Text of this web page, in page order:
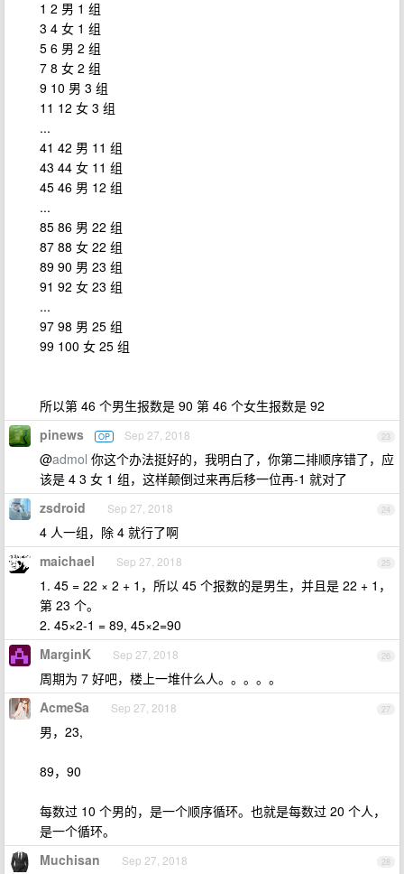
1 2 男 1 组
3 4 女 1 组
5 6 男 2 组
7 8 女 2 组
9 10 男 3 组
11 12 女 3 组
...
41 42 男 11 组
43 44 女 11 组
45 46 男 12 组
...
85 86 男 22 组
87 88 女 22 组
89 90 男 23 组
91 92 女 23 组
...
97 98 男 25 组
99 100 女 25 组
所以第 46 个男生报数是 90 第 46 个女生报数是 92
23
pinews OP Sep 27, 2018
@admol 你这个办法挺好的，我明白了，你第二排顺序错了，应
该是 4 3 女 1 组，这样颠倒过来再后移一位再-1 就对了
24
zsdroid Sep 27, 2018
4 人一组，除 4 就行了啊
25
maichael Sep 27, 2018
1. 45 = 22 × 2 + 1，所以 45 个报数的是男生，并且是 22 + 1，
第 23 个。
2. 45×2-1 = 89, 45×2=90
26
MarginK Sep 27, 2018
周期为 7 好吧，楼上一堆什么人。。。。。
27
AcmeSa Sep 27, 2018
男，23,
89，90
每数过 10 个男的，是一个顺序循环。也就是每数过 20 个人，
是一个循环。
28
Muchisan Sep 27, 2018